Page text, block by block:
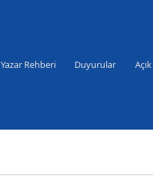
Yazar Rehberi Duyurular